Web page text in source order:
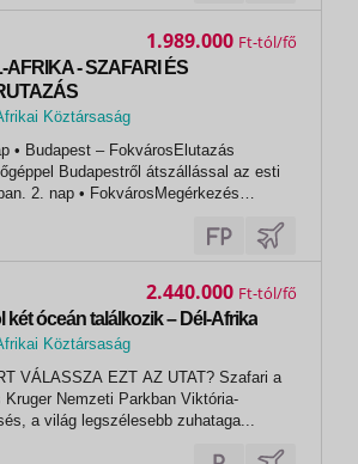
világ egy országban” élményt nyújt:
AFRIKA - SZAFARI ÉS
Köztársaság
Budapestről átszállással az esti
Látogatás a városközpontban, a
Gardenben és a Dél-Afrika
1.989.000 Ft
két óceán találkozik – Dél-Afrika
Köztársaság
(Cape Town)
VÁLASSZA EZT AZ UTAT? Szafari a
Nemzeti Parkban Viktória-
a világ legszélesebb zuhataga...
2.440.000 Ft